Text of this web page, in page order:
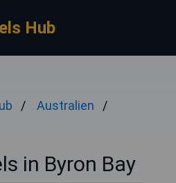
Hub
Australien
in Byron Bay